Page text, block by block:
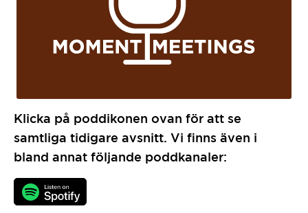
Klicka på poddikonen ovan för att se
samtliga tidigare avsnitt. Vi finns även i
bland annat följande poddkanaler: